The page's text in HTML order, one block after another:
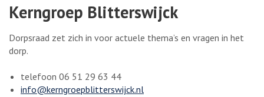
Kerngroep Blitterswijck
Dorpsraad zet zich in voor actuele thema’s en vragen in het
dorp.
telefoon 06 51 29 63 44
info@kerngroepblitterswijck.nl